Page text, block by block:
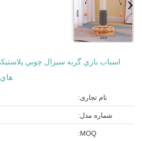
اسباب بازي گربه سيزال چوبي
نام تجاری:
شماره مدل:
MOQ: